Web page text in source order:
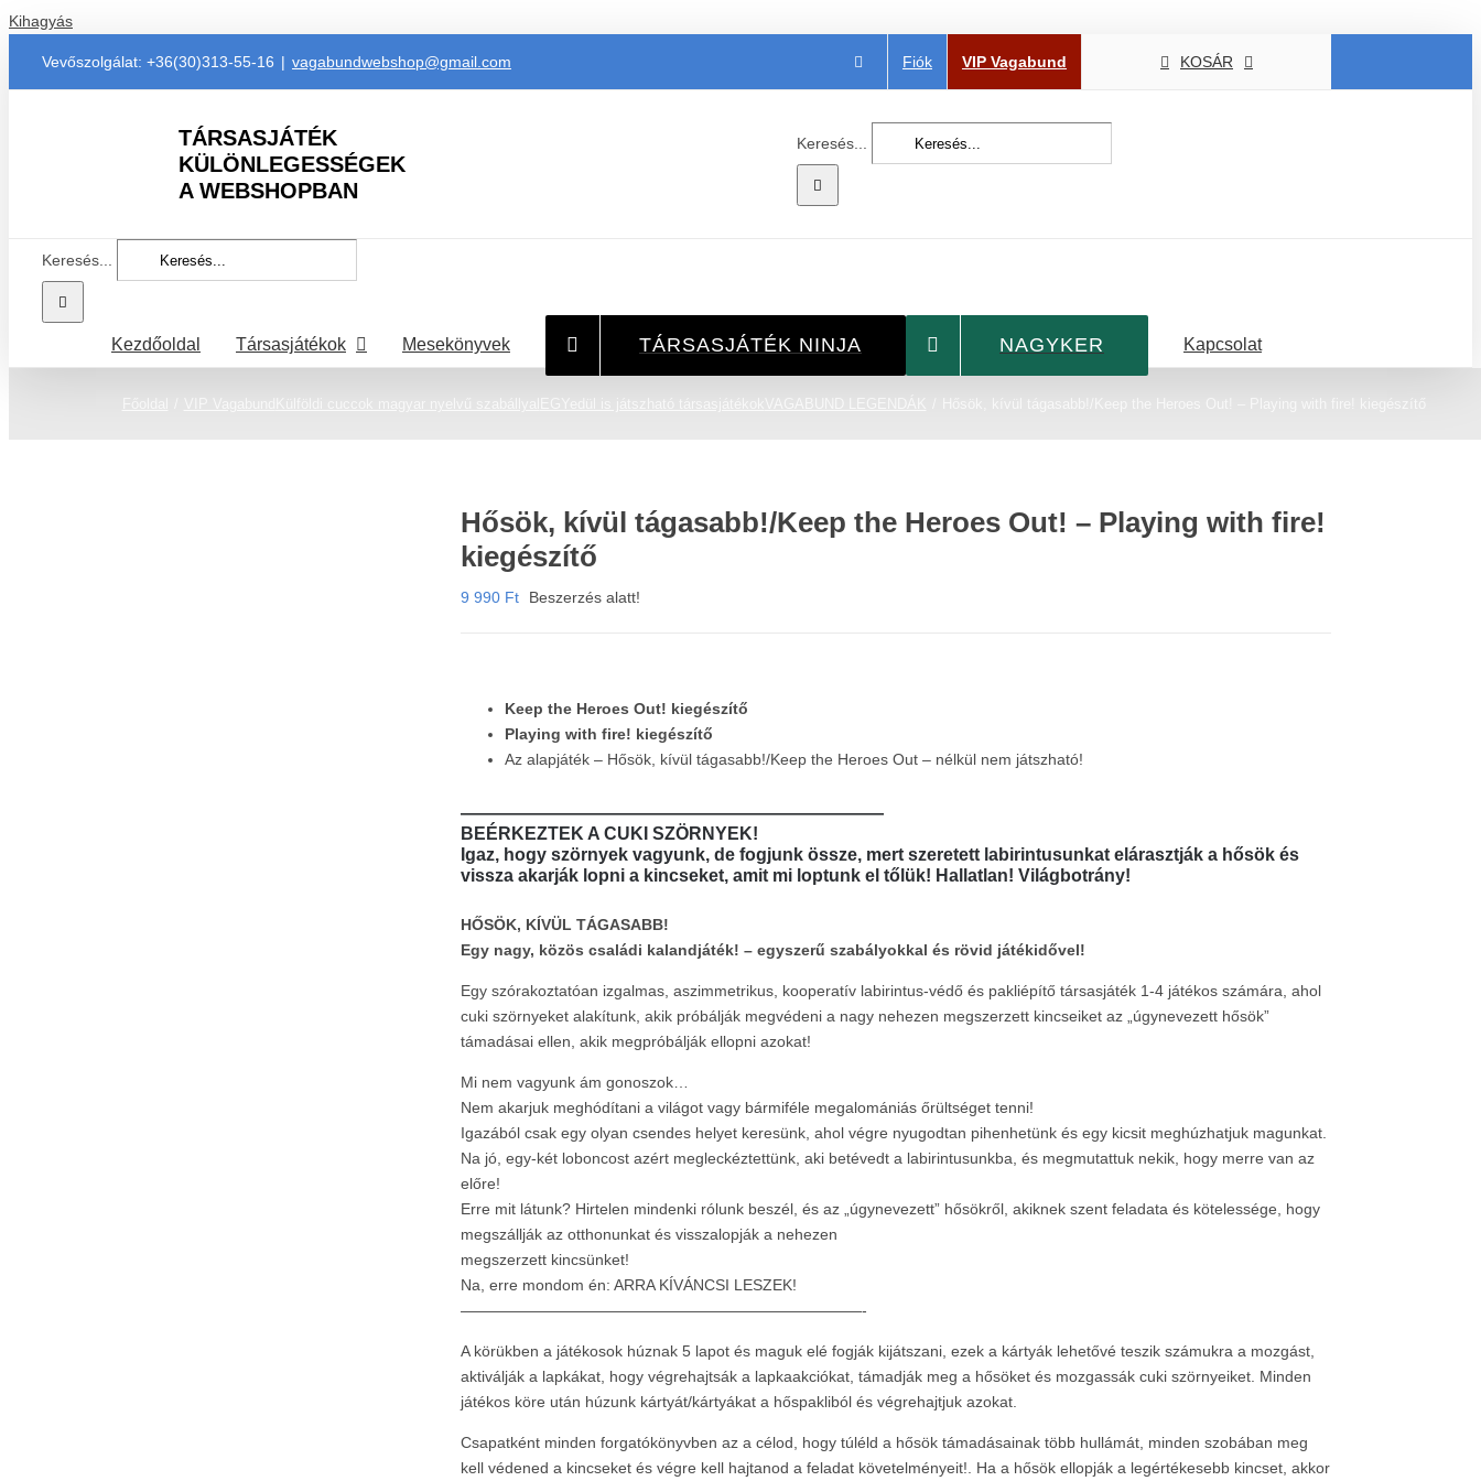
Kihagyás
Vevőszolgálat: +36(30)313-55-16 | vagabundwebshop@gmail.com Fiók VIP Vagabund KOSÁR
TÁRSASJÁTÉK
KÜLÖNLEGESSÉGEK
A WEBSHOPBAN
Keresés...
Keresés...
Kezdőoldal Társasjátékok Mesekönyvek TÁRSASJÁTÉK NINJA NAGYKER Kapcsolat
Hősök, kívül tágasabb!/Keep the Heroes Out! – Playing with fire! kiegészítő
Hősök, kívül tágasabb!/Keep the Heroes Out! – Playing with fire!
kiegészítő
9 990 Ft Beszerzés alatt!
Keep the Heroes Out! kiegészítő
Playing with fire! kiegészítő
Az alapjáték – Hősök, kívül tágasabb!/Keep the Heroes Out – nélkül nem játszható!
————————————————————————
BEÉRKEZTEK A CUKI SZÖRNYEK!
Igaz, hogy szörnyek vagyunk, de fogjunk össze, mert szeretett labirintusunkat elárasztják a hősök és
vissza akarják lopni a kincseket, amit mi loptunk el tőlük! Hallatlan! Világbotrány!
HŐSÖK, KÍVÜL TÁGASABB!
Egy nagy, közös családi kalandjáték! – egyszerű szabályokkal és rövid játékidővel!
Egy szórakoztatóan izgalmas, aszimmetrikus, kooperatív labirintus-védő és pakliépítő társasjáték 1-4 játékos számára, ahol
cuki szörnyeket alakítunk, akik próbálják megvédeni a nagy nehezen megszerzett kincseiket az „úgynevezett hősök”
támadásai ellen, akik megpróbálják ellopni azokat!
Mi nem vagyunk ám gonoszok…
Nem akarjuk meghódítani a világot vagy bármiféle megalomániás őrültséget tenni!
Igazából csak egy olyan csendes helyet keresünk, ahol végre nyugodtan pihenhetünk és egy kicsit meghúzhatjuk magunkat.
Na jó, egy-két loboncost azért megleckéztettünk, aki betévedt a labirintusunkba, és megmutattuk nekik, hogy merre van az
előre!
Erre mit látunk? Hirtelen mindenki rólunk beszél, és az „úgynevezett” hősökről, akiknek szent feladata és kötelessége, hogy
megszállják az otthonunkat és visszalopják a nehezen
megszerzett kincsünket!
Na, erre mondom én: ARRA KÍVÁNCSI LESZEK!
——————————————————————————-
A körükben a játékosok húznak 5 lapot és maguk elé fogják kijátszani, ezek a kártyák lehetővé teszik számukra a mozgást,
aktiválják a lapkákat, hogy végrehajtsák a lapkaakciókat, támadják meg a hősöket és mozgassák cuki szörnyeiket. Minden
játékos köre után húzunk kártyát/kártyákat a hőspakliból és végrehajtjuk azokat.
Csapatként minden forgatókönyvben az a célod, hogy túléld a hősök támadásainak több hullámát, minden szobában meg
kell védened a kincseket és végre kell hajtanod a feladat követelményeit!. Ha a hősök ellopják a legértékesebb kincset, akkor